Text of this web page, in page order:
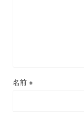
名前 ※